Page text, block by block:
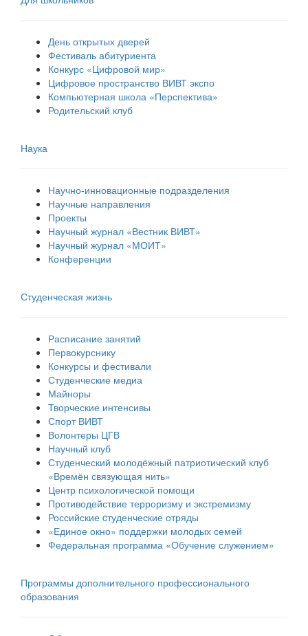
День открытых дверей
Фестиваль абитуриента
Конкурс «Цифровой мир»
Цифровое пространство ВИВТ экспо
Компьютерная школа «Перспектива»
Родительский клуб
Наука
Научно-инновационные подразделения
Научные направления
Проекты
Научный журнал «Вестник ВИВТ»
Научный журнал «МОИТ»
Конференции
Студенческая жизнь
Расписание занятий
Первокурснику
Конкурсы и фестивали
Студенческие медиа
Майноры
Творческие интенсивы
Спорт ВИВТ
Волонтеры ЦГВ
Научный клуб
Студенческий молодёжный патриотический клуб
«Времён связующая нить»
Центр психологической помощи
Противодействие терроризму и экстремизму
Российские cтуденческие отряды
«Единое окно» поддержки молодых семей
Федеральная программа «Обучение служением»
Программы дополнительного профессионального
образования